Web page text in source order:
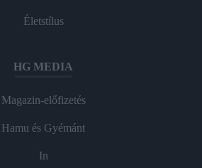
Életstílus
HG MEDIA
Magazin-előfizetés
Hamu és Gyémánt
In